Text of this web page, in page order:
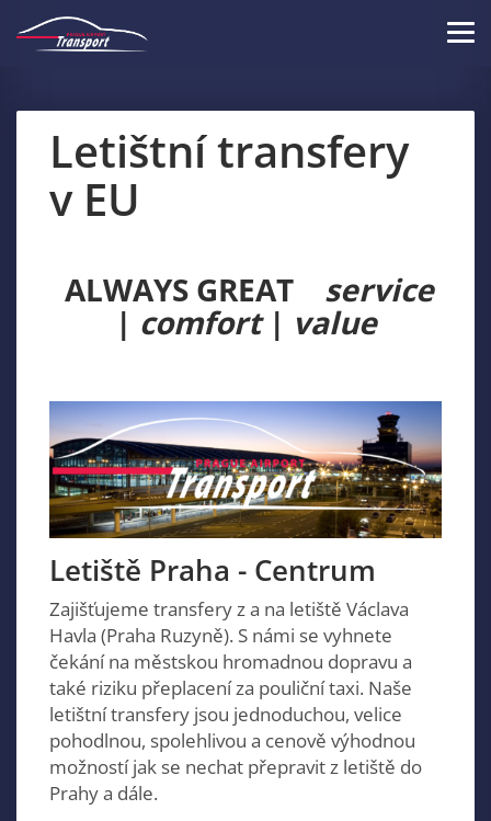
Letištní transfery
v EU
ALWAYS GREAT service
| comfort| value
Letiště Praha - Centrum
Zajišťujeme transfery z a na letiště Václava
Havla (Praha Ruzyně). S námi se vyhnete
čekání na městskou hromadnou dopravu a
také riziku přeplacení za pouliční taxi. Naše
letištní transfery jsou jednoduchou, velice
pohodlnou, spolehlivou a cenově výhodnou
možností jak se nechat přepravit z letiště do
Prahy a dále.